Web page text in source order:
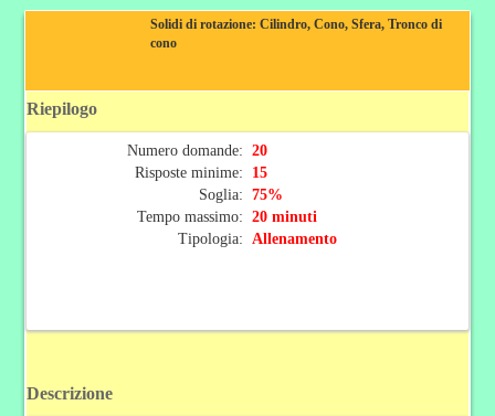
Solidi di rotazione: Cilindro, Cono, Sfera, Tronco di
cono
Riepilogo
Numero domande:
20
Risposte minime:
15
Soglia:
75%
Tempo massimo:
20 minuti
Tipologia:
Allenamento
Descrizione